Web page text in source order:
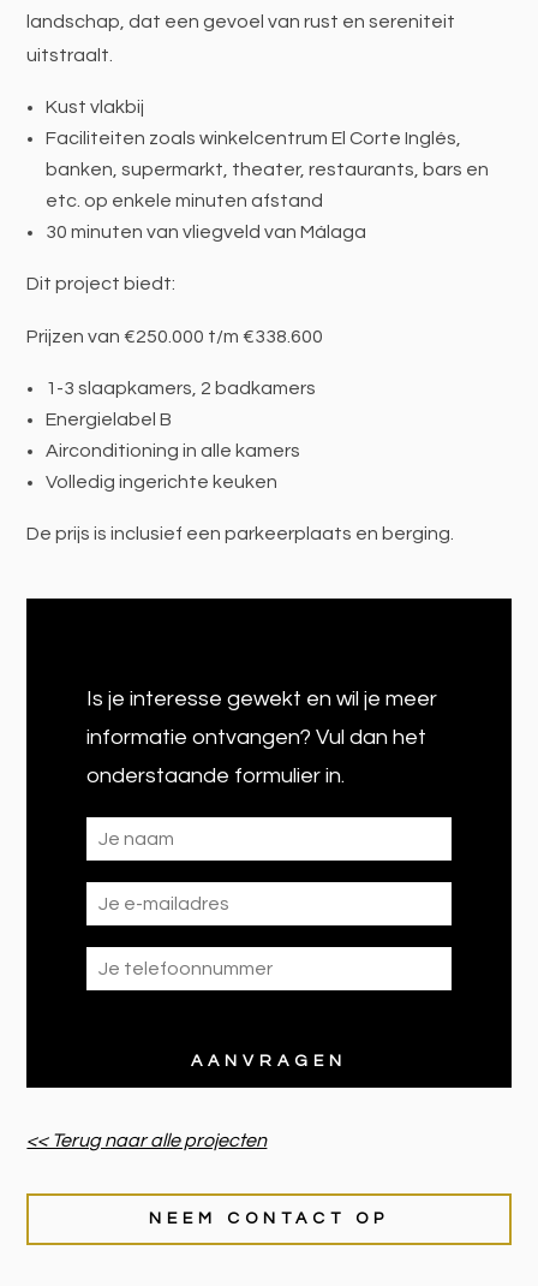
landschap, dat een gevoel van rust en sereniteit
uitstraalt.
Kust vlakbij
Faciliteiten zoals winkelcentrum El Corte Inglés,
banken, supermarkt, theater, restaurants, bars en
etc. op enkele minuten afstand
30 minuten van vliegveld van Málaga
Dit project biedt:
Prijzen van €250.000 t/m €338.600
1-3 slaapkamers, 2 badkamers
Energielabel B
Airconditioning in alle kamers
Volledig ingerichte keuken
De prijs is inclusief een parkeerplaats en berging.
Is je interesse gewekt en wil je meer
informatie ontvangen? Vul dan het
onderstaande formulier in.
<< Terug naar alle projecten
NEEM CONTACT OP